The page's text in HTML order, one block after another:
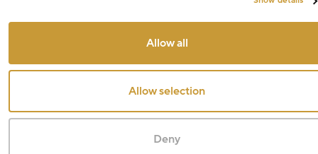
Allow all
Allow selection
Deny